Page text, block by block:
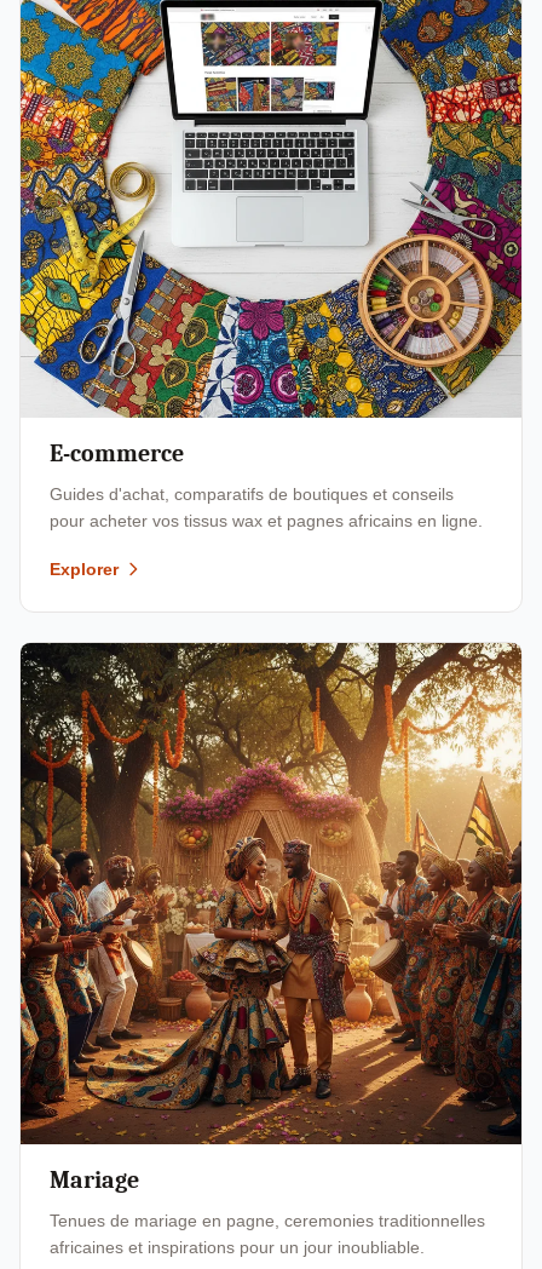
E-commerce
Guides d'achat, comparatifs de boutiques et conseils
pour acheter vos tissus wax et pagnes africains en ligne.
Explorer
Mariage
Tenues de mariage en pagne, ceremonies traditionnelles
africaines et inspirations pour un jour inoubliable.